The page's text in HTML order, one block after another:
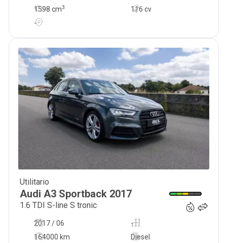
116 cv
1598 cm3
-
Utilitario
Audi A3 Sportback 2017
1.6 TDI S-line S tronic
2017 / 06
-
164000 km
Diesel